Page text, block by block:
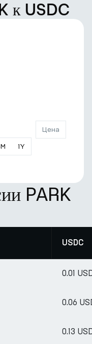
к USDC
M 1Y
Цена
PARK
USDC
0.01
0.06
0.13